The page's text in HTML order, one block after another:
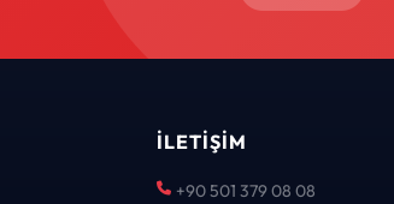
İLETIŞIM
+90 501 379 08 08